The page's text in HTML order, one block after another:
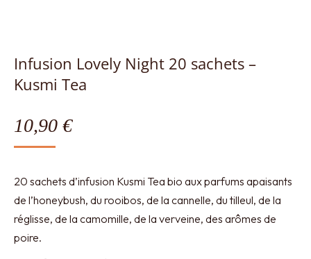
Infusion Lovely Night 20 sachets –
Kusmi Tea
10,90 €
20 sachets d’infusion Kusmi Tea bio aux parfums apaisants
de l’honeybush, du rooibos, de la cannelle, du tilleul, de la
réglisse, de la camomille, de la verveine, des arômes de
poire.